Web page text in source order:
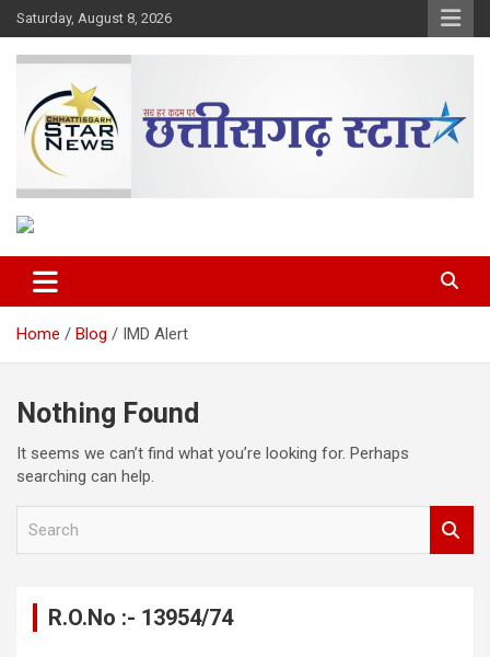
Skip
to
content
Saturday, August 8, 2026
Chhattisgarh Star
Home Blog IMD Alert
Nothing Found
It seems we can’t find what you’re looking for. Perhaps
searching can help.
R.O.No :- 13954/74